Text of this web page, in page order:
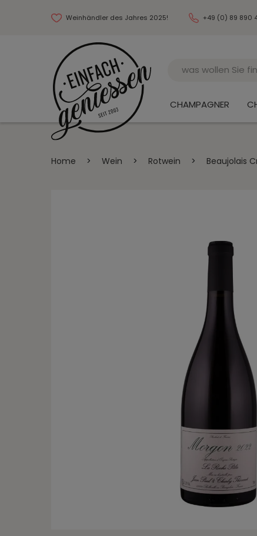
Weinhändler des Jahres 2025! +49 (0) 89 890
CHAMPAGNER
Home > Wein > Rotwein > Beaujolais